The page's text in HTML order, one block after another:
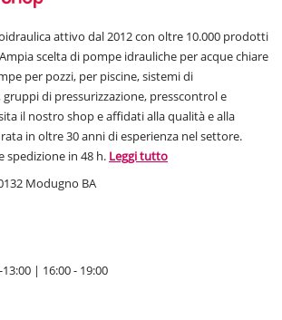
attivo dal 2012 con oltre 10.000 prodotti
scelta di pompe idrauliche per acque chiare
per pozzi, per piscine, sistemi di
di pressurizzazione, presscontrol e
il nostro shop e affidati alla qualità e alla
in oltre 30 anni di esperienza nel settore.
spedizione in 48 h. Leggi tutto
Modugno BA
| 16:00 - 19:00